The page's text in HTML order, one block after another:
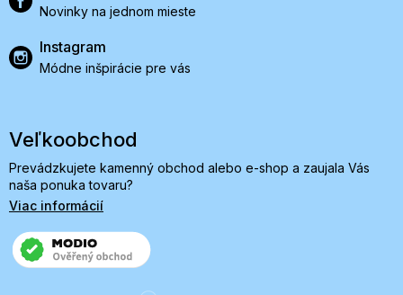
Novinky na jednom mieste
Instagram
Módne inšpirácie pre vás
Veľkoobchod
Prevádzkujete kamenný obchod alebo e-shop a zaujala Vás
naša ponuka tovaru?
Viac informácií